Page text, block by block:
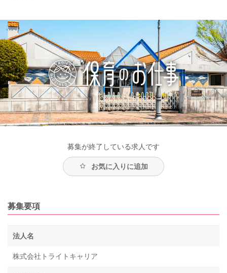
募集が終了している求人です
お気に入りに追加
募集要項
法人名
株式会社トライトキャリア